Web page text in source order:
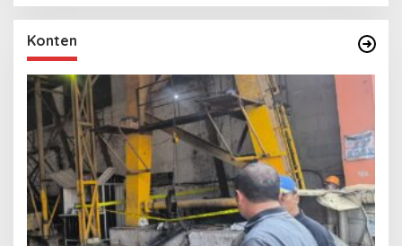
Konten